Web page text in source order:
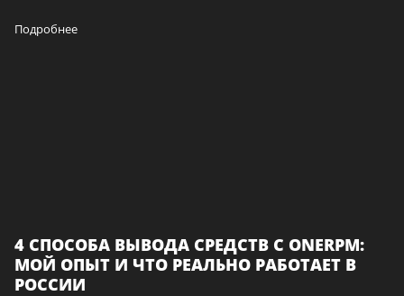
Подробнее
4 СПОСОБА ВЫВОДА СРЕДСТВ С ONERPM:
МОЙ ОПЫТ И ЧТО РЕАЛЬНО РАБОТАЕТ В
РОССИИ